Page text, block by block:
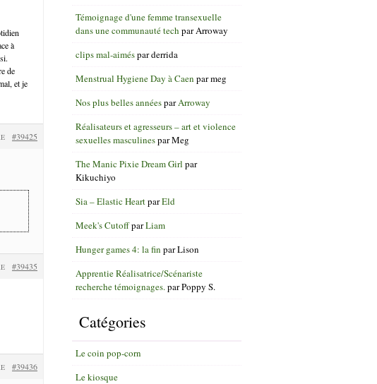
à
de
et je
#39425
#39435
#39436
Témoignage d'une femme transexuelle
dans une communauté tech parArroway
clips mal-aimésparderrida
Menstrual Hygiene Day à Caen parmeg
Nos plus belles annéesparArroway
Réalisateurs et agresseurs – art et violence
sexuelles masculinesparMeg
The Manic Pixie Dream Girl par
Kikuchiyo
Sia – Elastic HeartparEld
Meek's CutoffparLiam
Hunger games 4: la fin parLison
Apprentie Réalisatrice/Scénariste
recherche témoignages. parPoppy S.
Catégories
Le coin pop-corn
Le kiosque